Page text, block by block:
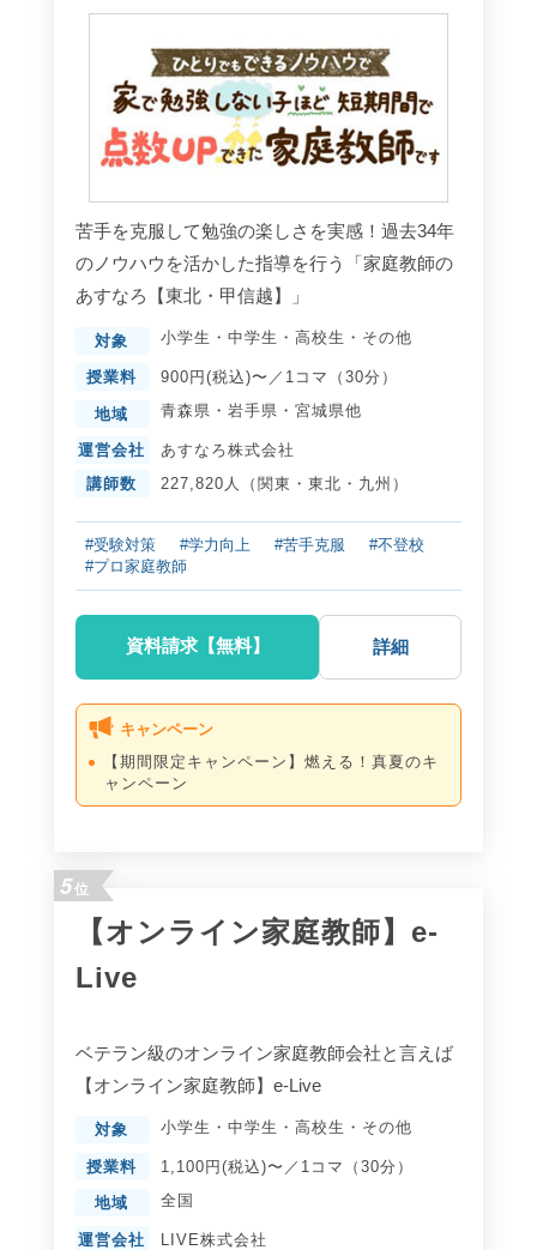
苦手を克服して勉強の楽しさを実感！過去34年
のノウハウを活かした指導を行う「家庭教師の
あすなろ【東北・甲信越】」
対象 小学生 ・ 中学生 ・ 高校生 ・ その他
授業料 900円(税込)〜／1コマ（30分）
地域 青森県 ・ 岩手県 ・ 宮城県他
運営会社
あすなろ株式会社
講師数
227,820人（関東・東北・九州）
#受験対策 #学力向上 #苦手克服
#不登校
#プロ家庭教師
資料請求【無料】 詳細
キャンペーン
【期間限定キャンペーン】燃える！真夏のキ
ャンペーン
5位
【オンライン家庭教師】e-
Live
ベテラン級のオンライン家庭教師会社と言えば
【オンライン家庭教師】e-Live
対象 小学生 ・ 中学生 ・ 高校生 ・ その他
授業料 1,100円(税込)〜／1コマ（30分）
地域 全国
運営会社
LIVE株式会社